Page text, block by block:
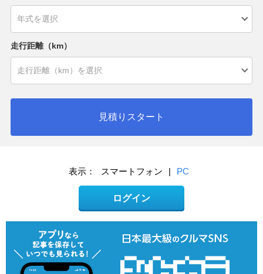
走行距離（km）
見積りスタート
表示： スマートフォン PC
ログイン